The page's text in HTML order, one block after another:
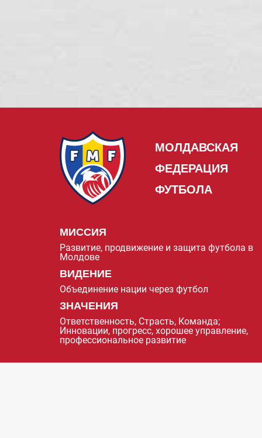
МОЛДАВСКАЯ
ФЕДЕРАЦИЯ
ФУТБОЛА
МИССИЯ
Развитие, продвижение и защита футбола в
Молдове
ВИДЕНИЕ
Объединение нации через футбол
ЗНАЧЕНИЯ
Ответственность, Страсть, Команда;
Инновации, прогресс, хорошее управление,
профессиональное развитие